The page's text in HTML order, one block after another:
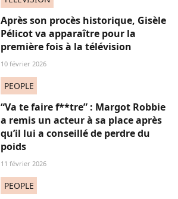
Après son procès historique, Gisèle
Pélicot va apparaître pour la
première fois à la télévision
10 février 2026
PEOPLE
“Va te faire f**tre” : Margot Robbie
a remis un acteur à sa place après
qu’il lui a conseillé de perdre du
poids
11 février 2026
PEOPLE